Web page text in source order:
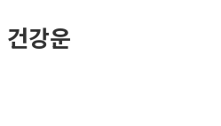
강운